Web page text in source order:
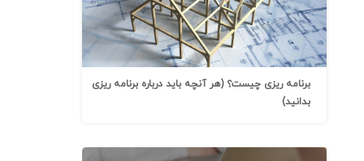
برنامه ریزی چیست؟ (هر آنچه باید درباره برنامه ریزی
بدانید)